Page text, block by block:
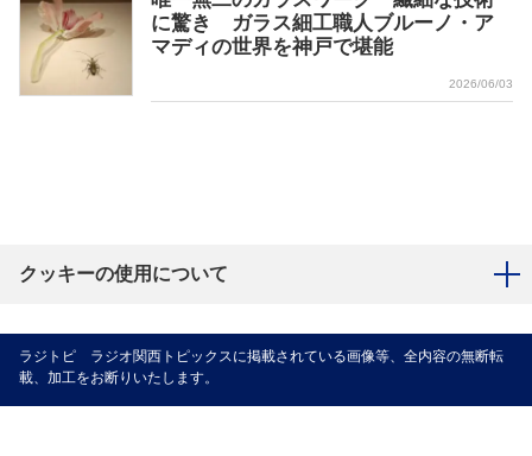
に驚き ガラス細工職人ブルーノ・ア
マディの世界を神戸で堪能
2026/06/03
クッキーの使用について
ラジトピ ラジオ関西トピックスに掲載されている画像等、全内容の無断転
載、加工をお断りいたします。